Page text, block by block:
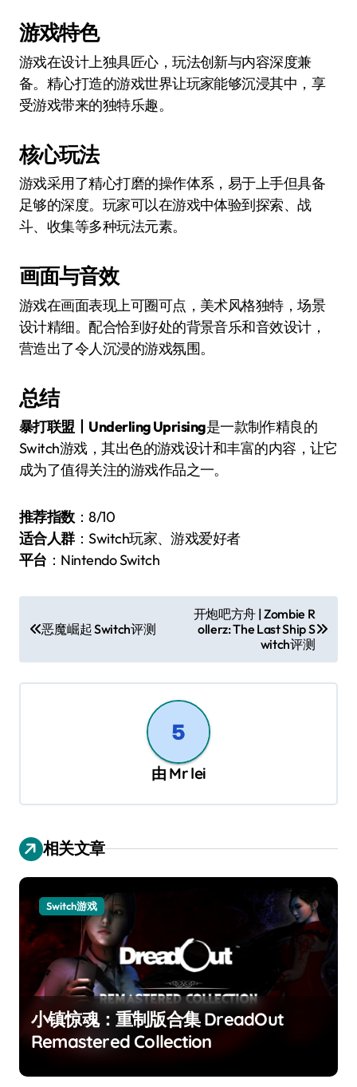
游戏特色
游戏在设计上独具匠心，玩法创新与内容深度兼
备。精心打造的游戏世界让玩家能够沉浸其中，享
受游戏带来的独特乐趣。
核心玩法
游戏采用了精心打磨的操作体系，易于上手但具备
足够的深度。玩家可以在游戏中体验到探索、战
斗、收集等多种玩法元素。
画面与音效
游戏在画面表现上可圈可点，美术风格独特，场景
设计精细。配合恰到好处的背景音乐和音效设计，
营造出了令人沉浸的游戏氛围。
总结
暴打联盟丨Underling Uprising是一款制作精良的
Switch游戏，其出色的游戏设计和丰富的内容，让它
成为了值得关注的游戏作品之一。
推荐指数：8/10
适合人群：Switch玩家、游戏爱好者
平台 ：Nintendo Switch
章
导
航
恶魔崛起 Switch评测
开炮吧方舟 | Zombie R
ollerz: The Last Ship S
witch评测
由 Mr lei
相关文章
Switch游戏
小镇惊魂：重制版合集 DreadOut
Remastered Collection